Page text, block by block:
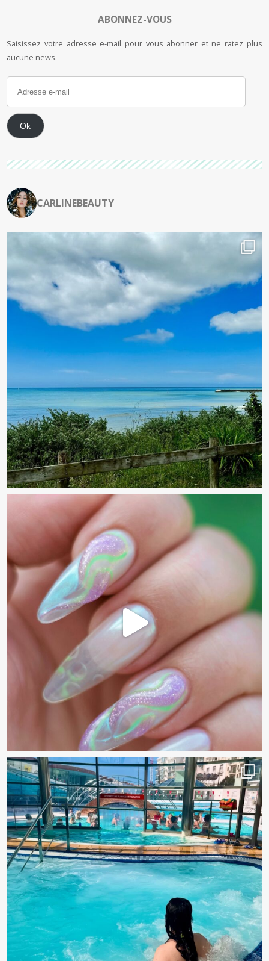
ABONNEZ-VOUS
Saisissez votre adresse e-mail pour vous abonner et ne ratez plus
aucune news.
Ok
CARLINEBEAUTY